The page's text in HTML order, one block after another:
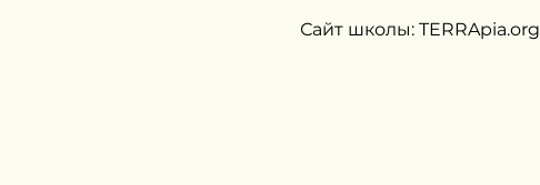
Сайт школы: TERRApia.org